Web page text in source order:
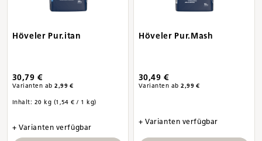
Höveler Pur.itan
30,79 €
Varianten ab 2,99 €
Inhalt: 20 kg (1,54 € / 1 kg)
+ Varianten verfügbar
Höveler Pur.Mash
30,49 €
Varianten ab 2,99 €
+ Varianten verfügbar